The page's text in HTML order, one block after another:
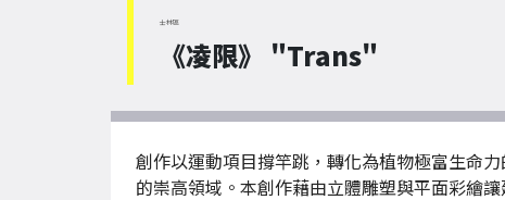
士林區
《凌限》 "Trans"
創作以運動項目撐竿跳，轉化為植物極富生命
的崇高領域。本創作藉由立體雕塑與平面彩繪